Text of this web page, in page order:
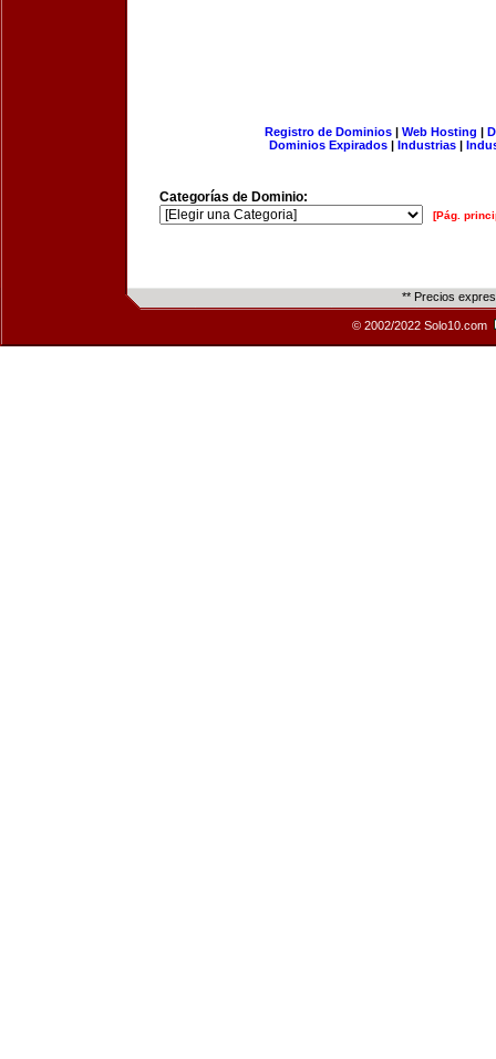
Registro de Dominios| Web Hosting |
Dominios Expirados | Industrias |
Categorías de Dominio:
[Pág.
** Precios
© 2002/2022 Solo10.com